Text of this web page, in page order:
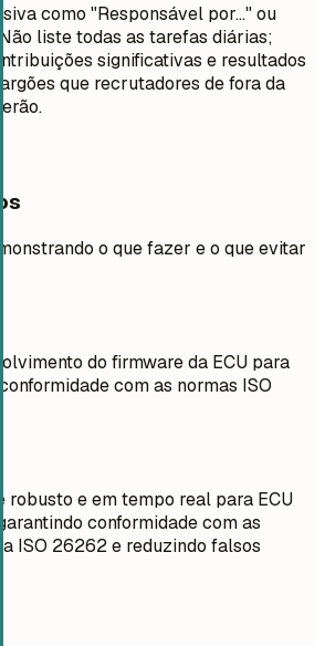
como "Responsável por..." ou
Não liste todas as tarefas diárias;
significativas e resultados
que recrutadores de fora da
o que fazer e o que evitar
do firmware da ECU para
com as normas ISO
robusto e em tempo real para ECU
conformidade com as
ISO 26262 e reduzindo falsos